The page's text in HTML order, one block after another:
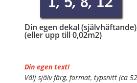
Din egen dekal
(eller upp till 0,02m2)
Din egen text!
Välj själv färg, format, typsnitt (ca